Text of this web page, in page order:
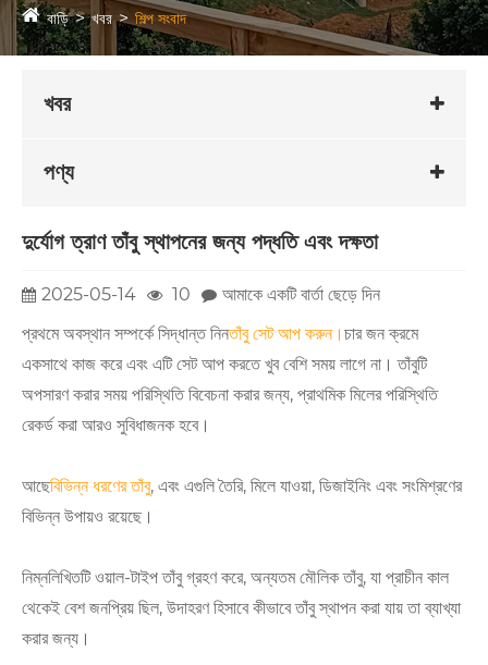
বাড়ি খবর শিল্প সংবাদ
খবর
পণ্য
দুর্যোগ ত্রাণ তাঁবু স্থাপনের জন্য পদ্ধতি এবং দক্ষতা
2025-05-14 10
আমাকে একটি বার্তা ছেড়ে দিন
প্রথমে অবস্থান সম্পর্কে সিদ্ধান্ত নিনতাঁবু সেট আপ করুন। চার জন ক্রমে
একসাথে কাজ করে এবং এটি সেট আপ করতে খুব বেশি সময় লাগে না। তাঁবুটি
অপসারণ করার সময় পরিস্থিতি বিবেচনা করার জন্য, প্রাথমিক মিলের পরিস্থিতি
রেকর্ড করা আরও সুবিধাজনক হবে।
আছেবিভিন্ন ধরণের তাঁবু, এবং এগুলি তৈরি, মিলে যাওয়া, ডিজাইনিং এবং সংমিশ্রণের
বিভিন্ন উপায়ও রয়েছে।
নিম্নলিখিতটি ওয়াল-টাইপ তাঁবু গ্রহণ করে, অন্যতম মৌলিক তাঁবু, যা প্রাচীন কাল
থেকেই বেশ জনপ্রিয় ছিল, উদাহরণ হিসাবে কীভাবে তাঁবু স্থাপন করা যায় তা ব্যাখ্যা
করার জন্য।